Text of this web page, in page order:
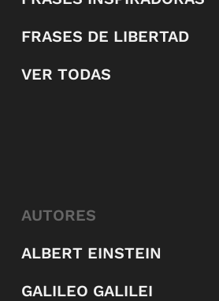
FRASES DE LIBERTAD
VER TODAS
AUTORES
ALBERT EINSTEIN
GALILEO GALILEI